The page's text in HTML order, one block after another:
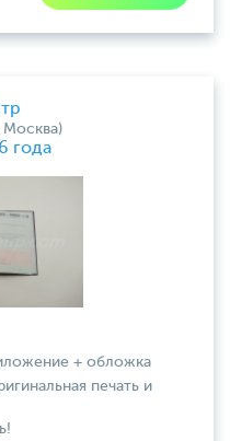
Москва)
года
+ обложка
печать и